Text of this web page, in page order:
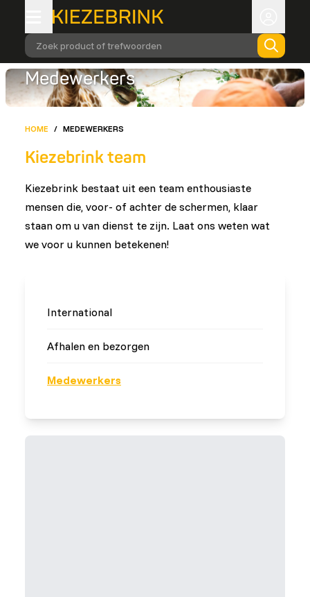
Zoek product of trefwoorden
Medewerkers
HOME / MEDEWERKERS
Kiezebrink team
Kiezebrink bestaat uit een team enthousiaste
mensen die, voor- of achter de schermen, klaar
staan om u van dienst te zijn. Laat ons weten wat
we voor u kunnen betekenen!
International
Afhalen en bezorgen
Medewerkers